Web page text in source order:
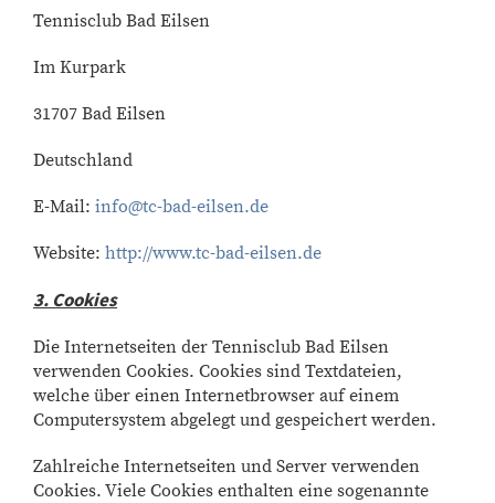
Tennisclub Bad Eilsen
Im Kurpark
31707 Bad Eilsen
Deutschland
E-Mail: info@tc-bad-eilsen.de
Website: http://www.tc-bad-eilsen.de
3. Cookies
Die Internetseiten der Tennisclub Bad Eilsen
verwenden Cookies. Cookies sind Textdateien,
welche über einen Internetbrowser auf einem
Computersystem abgelegt und gespeichert werden.
Zahlreiche Internetseiten und Server verwenden
Cookies. Viele Cookies enthalten eine sogenannte